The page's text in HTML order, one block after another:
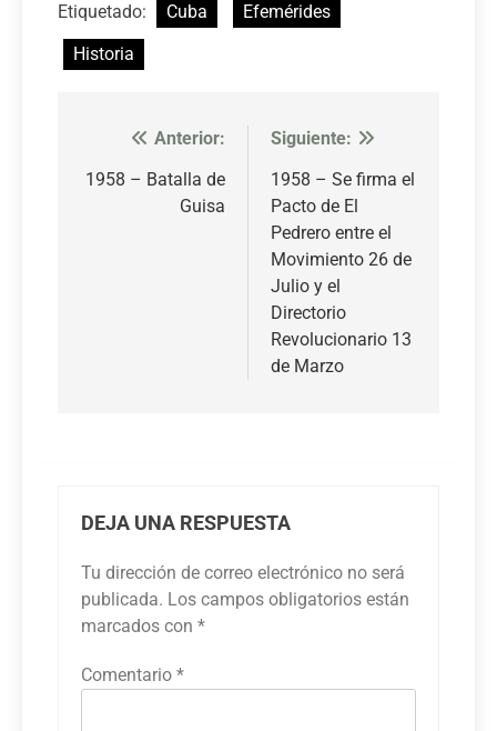
Etiquetado: Cuba
Efemérides
Historia
Navegación
de
Anterior:
1958 – Batalla de
Guisa
Siguiente:
1958 – Se firma el
Pacto de El
Pedrero entre el
Movimiento 26 de
Julio y el
Directorio
Revolucionario 13
de Marzo
DEJA UNA RESPUESTA
Tu dirección de correo electrónico no será
publicada. Los campos obligatorios están
marcados con *
Comentario *